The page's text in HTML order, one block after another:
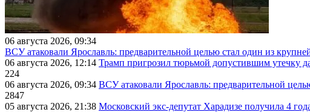
06 августа 2026, 09:34
ВСУ атаковали Ярославль: предварительной целью стал один из
06 августа 2026, 12:14 Трамп пригрозил тюрьмой допустившим утечку
224
06 августа 2026, 09:34 ВСУ атаковали Ярославль: предварительной
2847
05 августа 2026, 21:38 Московский экс-депутат Харадизе получила 4